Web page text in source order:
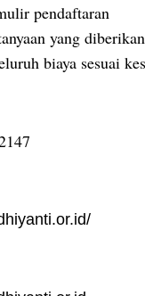
pendaftaran
yang diberikan
biaya sesuai